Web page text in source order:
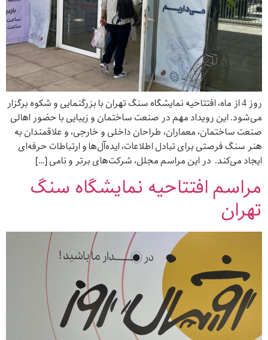
روز 4 از ماه، افتتاحیه نمایشگاه سنگ تهران با بزرگنمایی و شکوه برگزار
می‌شود. این رویداد مهم در صنعت ساختمان و زیبایی با حضور اهالی
صنعت ساختمان، معماران، طراحان داخلی و خارجی، و علاقمندان به
هنر سنگ فرصتی برای تبادل اطلاعات، ایده‌آل‌ها و ارتباطات حرفه‌ای
ایجاد می‌کند. در این مراسم مجلل، شرکت‌های برتر و نامی […]
مراسم افتتاحیه نمایشگاه سنگ
تهران